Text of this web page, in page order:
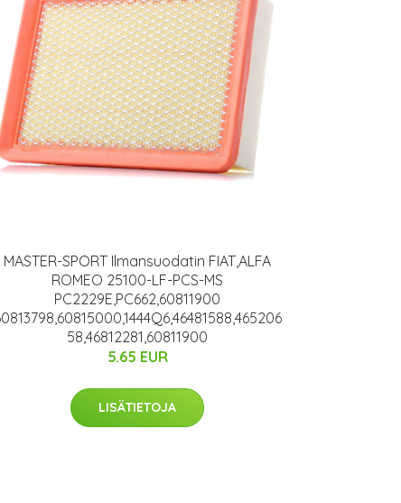
MASTER-SPORT Ilmansuodatin FIAT,ALFA
ROMEO 25100-LF-PCS-MS
PC2229E,PC662,60811900
58,46812281,60811900
5.65 EUR
LISÄTIETOJA